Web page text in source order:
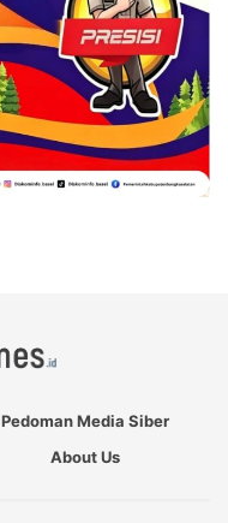
Pedoman Media Siber
About Us